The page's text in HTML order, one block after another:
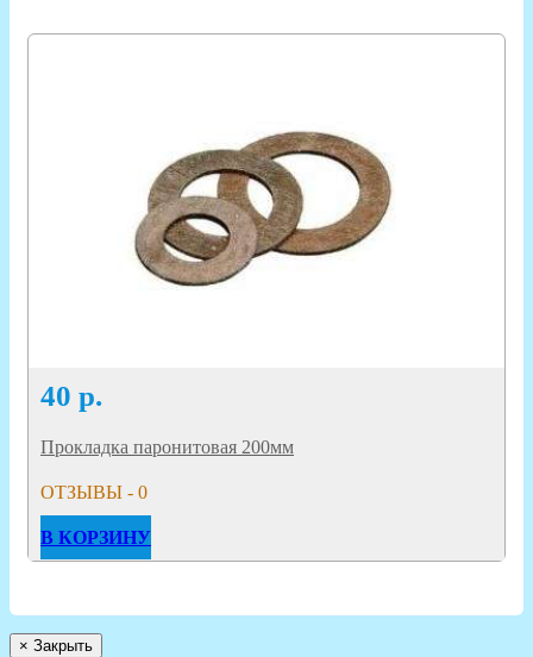
40 р.
Прокладка паронитовая 200мм
ОТЗЫВЫ - 0
В КОРЗИНУ
× Закрыть